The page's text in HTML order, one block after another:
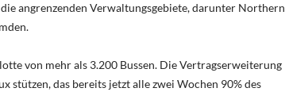
angrenzenden Verwaltungsgebiete, darunter Northern
von mehr als 3.200 Bussen. Die Vertragserweiterung
stützen, das bereits jetzt alle zwei Wochen 90% des